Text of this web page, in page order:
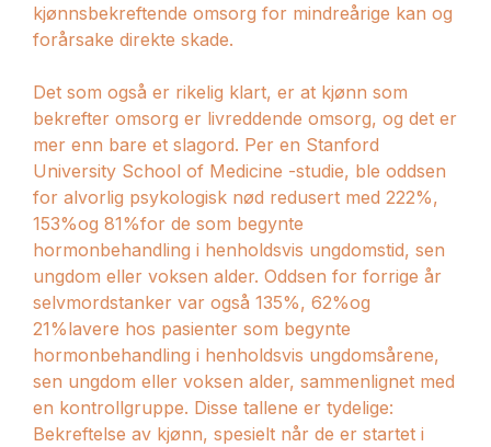
kjønnsbekreftende omsorg for mindreårige kan og
forårsake direkte skade.
Det som også er rikelig klart, er at kjønn som
bekrefter omsorg er livreddende omsorg, og det er
mer enn bare et slagord. Per en Stanford
University School of Medicine -studie, ble oddsen
for alvorlig psykologisk nød redusert med 222%,
153%og 81%for de som begynte
hormonbehandling i henholdsvis ungdomstid, sen
ungdom eller voksen alder. Oddsen for forrige år
selvmordstanker var også 135%, 62%og
21%lavere hos pasienter som begynte
hormonbehandling i henholdsvis ungdomsårene,
sen ungdom eller voksen alder, sammenlignet med
en kontrollgruppe. Disse tallene er tydelige:
Bekreftelse av kjønn, spesielt når de er startet i